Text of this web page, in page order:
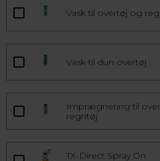
Vask til overtøj og
Vask til dun overtøj
Imprægnering til
regntøj
TX-Direct Spray On